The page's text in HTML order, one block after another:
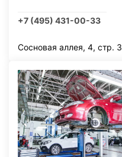
+7 (495) 431-00-33
Сосновая аллея, 4, стр. 3